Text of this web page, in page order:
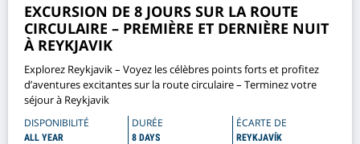
EXCURSION DE 8 JOURS SUR LA ROUTE
CIRCULAIRE – PREMIÈRE ET DERNIÈRE NUIT
À REYKJAVIK
Explorez Reykjavik – Voyez les célèbres points forts et profitez
d’aventures excitantes sur la route circulaire – Terminez votre
séjour à Reykjavik
DISPONIBILITÉ
ALL YEAR
DURÉE
8 DAYS
ÉCARTE DE
REYKJAVÍK